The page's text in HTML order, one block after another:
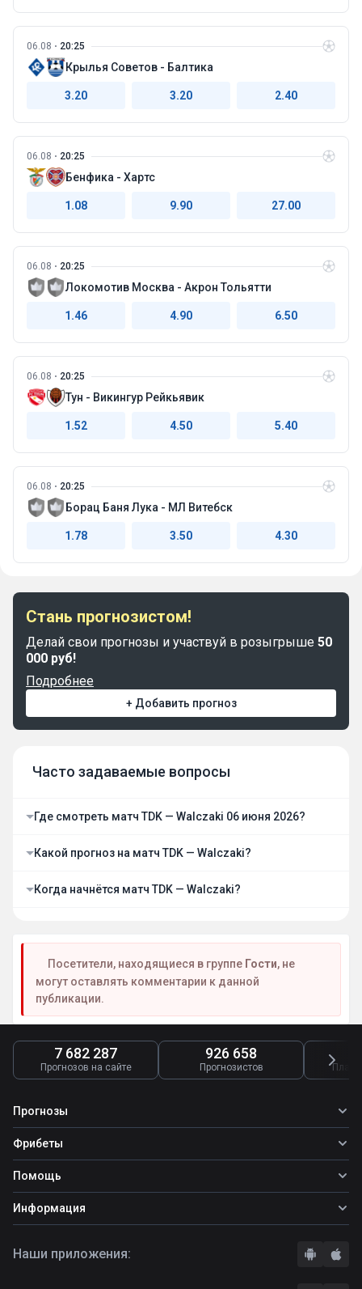
06.08 20:25
Крылья Советов - Балтика
3.20 3.20 2.40
06.08 20:25
Бенфика - Хартс
1.08 9.90 27.00
06.08 20:25
Локомотив Москва - Акрон Тольятти
1.46 4.90 6.50
06.08 20:25
Тун - Викингур Рейкьявик
1.52 4.50 5.40
06.08 20:25
Борац Баня Лука - МЛ Витебск
1.78 3.50 4.30
Стань прогнозистом!
Делай свои прогнозы и участвуй в розыгрыше 50
000 руб!
Подробнее
+ Добавить прогноз
Часто задаваемые вопросы
Где смотреть матч TDK — Walczaki 06 июня 2026?
Какой прогноз на матч TDK — Walczaki?
Когда начнётся матч TDK — Walczaki?
Посетители, находящиеся в группе Гости, не
могут оставлять комментарии к данной
публикации.
7 682 287
Прогнозов на сайте
926 658
Прогнозистов
Прогнозы
Все прогнозы
Топ ставок
Прогнозы на футбол
Фрибеты
Фрибеты
Помощь
Школа ставок
Вопросы и ответы
Информация
Правила
Наши приложения: